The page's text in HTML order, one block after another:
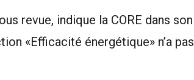
revue, indique la CORE dans son
«Efficacité énergétique» n’a pas